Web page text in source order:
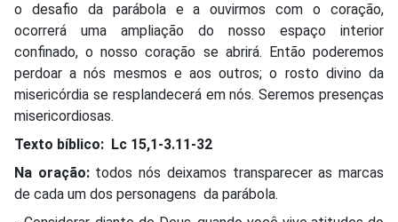
o desafio da parábola e a ouvirmos com o coração,
ocorrerá uma ampliação do nosso espaço interior
confinado, o nosso coração se abrirá. Então poderemos
perdoar a nós mesmos e aos outros; o rosto divino da
misericórdia se resplandecerá em nós. Seremos presenças
misericordiosas.
Texto bíblico: Lc 15,1-3.11-32
Na oração:todos nós deixamos transparecer as marcas
de cada um dos personagens da parábola.